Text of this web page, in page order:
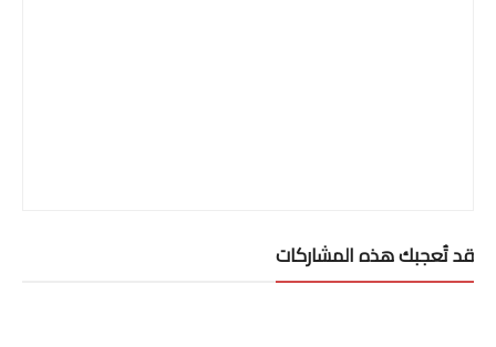
قد تُعجبك هذه المشاركات